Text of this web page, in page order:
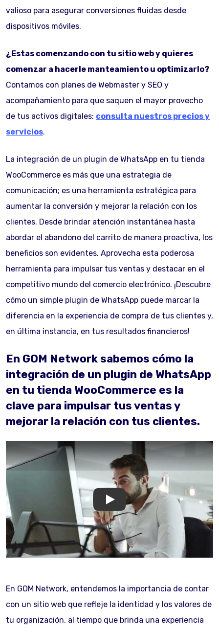
valioso para asegurar conversiones fluidas desde
dispositivos móviles.
¿Estas comenzando con tu sitio web y quieres
comenzar a hacerle manteamiento u optimizarlo?
Contamos con planes de Webmaster y SEO y
acompañamiento para que saquen el mayor provecho
de tus activos digitales: consulta nuestros precios y
servicios.
La integración de un plugin de WhatsApp en tu tienda
WooCommerce es más que una estrategia de
comunicación; es una herramienta estratégica para
aumentar la conversión y mejorar la relación con los
clientes. Desde brindar atención instantánea hasta
abordar el abandono del carrito de manera proactiva, los
beneficios son evidentes. Aprovecha esta poderosa
herramienta para impulsar tus ventas y destacar en el
competitivo mundo del comercio electrónico. ¡Descubre
cómo un simple plugin de WhatsApp puede marcar la
diferencia en la experiencia de compra de tus clientes y,
en última instancia, en tus resultados financieros!
En GOM Network sabemos cómo la
integración de un plugin de WhatsApp
en tu tienda WooCommerce es la
clave para impulsar tus ventas y
mejorar la relación con tus clientes.
GOM Network
En GOM Network, entendemos la importancia de contar
con un sitio web que refleje la identidad y los valores de
tu organización, al tiempo que brinda una experiencia